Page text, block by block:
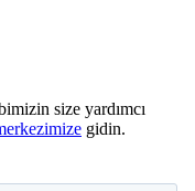
size yardımcı
gidin.